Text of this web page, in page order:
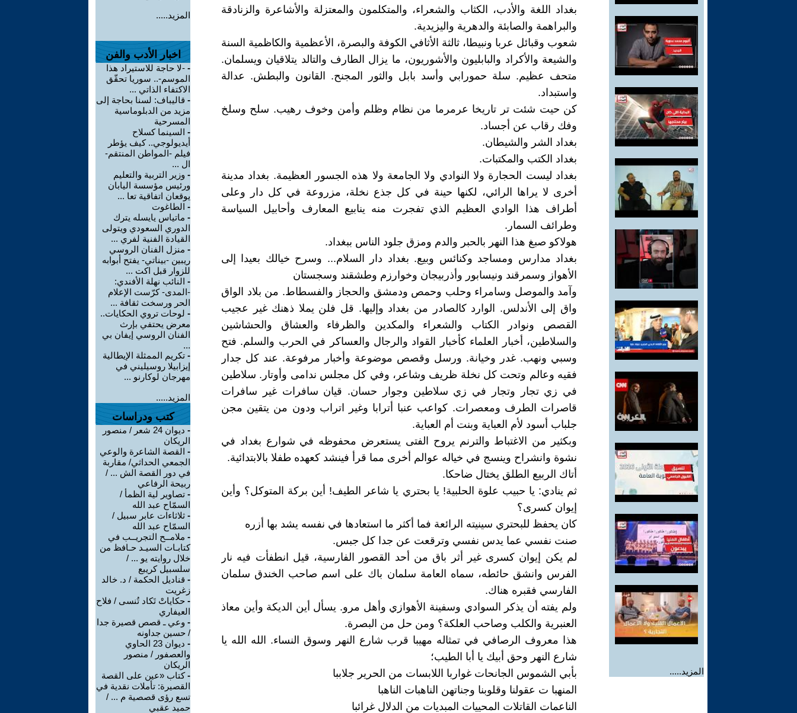
المزيد.....
بغداد اللغة والأدب، الكثاب والشعراء، والمتكلمون والمعتزلة والأشاعرة والزنادقة
والبراهمة والصابئة والدهرية واليزيدية.
شعوب وقبائل عربا ونبيطا، ثالثة الأثافي الكوفة والبصرة، الأعظمية والكاظمية السنة
والشيعة والأكراد والبابليون والأشوريون، ما يزال الطارف والتالد يتلاقيان ويسلمان.
متحف عظيم. سلة حمورابي وأسد بابل والثور المجنح. القانون والبطش. عدالة
واستبداد.
كن حيت شئت تر تاريخا عرمرما من نظام وظلم وأمن وخوف رهيب. سلح وسلخ
وفك رقاب عن أجساد.
بغداد الشر والشيطان.
بغداد الكتب والمكتبات.
بغداد ليست الحجارة ولا النوادي ولا الجامعة ولا هذه الجسور العظيمة. بغداد مدينة
أخرى لا يراها الرائي، لكنها حينة في كل جذع نخلة، مزروعة في كل دار وعلى
أطراف هذا الوادي العظيم الذي تفجرت منه ينابيع المعارف وأحابيل السياسة
وطرائف السمار.
هولاكو صبغ هذا النهر بالحبر والدم ومزق جلود الناس ببغداد.
بغداد مدارس ومساجد وكنائس وبيع. بغداد دار السلام... وسرح خيالك بعيدا إلى
الأهواز وسمرقند ونيسابور وأذربيجان وخوارزم وطشقند وسجستان
وآمد والموصل وسامراء وحلب وحمص ودمشق والحجاز والفسطاط. من بلاد الواق
واق إلى الأندلس. الوارد كالصادر من بغداد وإليها. قل فلن يملا ذهنك غير عجيب
القصص ونوادر الكتاب والشعراء والمكدين والظرفاء والعشاق والحشاشين
والسلاطين، أخبار العلماء كأخبار القواد والرجال والعساكر في الحرب والسلم. فتح
وسبي ونهب. غدر وخيانة. ورسل وقصص موضوعة وأخبار مرفوعة. عند كل جدار
فقيه وعالم وتحت كل نخلة ظريف وشاعر، وفي كل مجلس ندامى وأوتار. سلاطين
في زي تجار وتجار في زي سلاطين وجوار حسان. قيان سافرات غير سافرات
قاصرات الطرف ومعصرات. كواعب عنبا أترابا وغير اتراب ودون من يتقين مجن
جلباب أسود لأم العباية وبنت أم العباية.
وبكثير من الاغتباط والترنم يروح الفتى يستعرض محفوظه في شوارع بغداد في
نشوة وانشراح وينسج في خياله عوالم أخرى مما قرأ فينشد كعهده طفلا بالابتدائية.
أتاك الربيع الطلق يختال ضاحكا.
ثم ينادي: يا حبيب علوة الحلبية! يا بحتري يا شاعر الطيف! أين بركة المتوكل؟ وأين
إيوان كسرى؟
كان يحفظ للبحتري سينيته الرائعة فما أكثر ما استعادها في نفسه يشد بها أزره
صنت نفسي عما يدس نفسي وترقعت عن جدا كل جبس.
لم يكن إيوان كسرى غير أثر باق من أحد القصور الفارسية، قيل انطفأت فيه نار
الفرس وانشق حائطه، سماه العامة سلمان باك على اسم صاحب الخندق سلمان
الفارسي فقبره هناك.
ولم يفته أن يذكر السوادي وسفينة الأهوازي وأهل مرو. يسأل أين الديكة وأين معاذ
العنبرية والكلب وصاحب العلكة؟ ومن حل من البصرة.
هذا معروف الرصافي في تمثاله مهيبا قرب شارع النهر وسوق النساء. الله الله يا
شارع النهر وحق أبيك يا أبا الطيب؛
بأبي الشموس الجانحات غواربا اللابسات من الحرير جلاببا
المنهبا ت عقولنا وقلوبنا وجناتهن الناهبات الناهبا
الناعمات القاتلات المحييات المبديات من الدلال غرائبا
المزيد.....
اخبار الأدب والفن
- -لا حاجة للاستيراد هذا
الموسم-.. سوريا تحقّق
الاكتفاء الذاتي ...
- قاليباف: لسنا بحاجة إلى
مزيد من الدبلوماسية
المسرحية
- السينما كسلاح
أيديولوجي.. كيف يؤطر
فيلم -المواطن المنتقم-
ال ...
- وزير التربية والتعليم
ورئيس مؤسسة اليابان
يوقعان اتفاقية تعا ...
- الطاغوت
- ماتياس يايسله يترك
الدوري السعودي ويتولى
القيادة الفنية لفري ...
- منزل الفنان الروسي
ريبين -بيناتي- يفتح أبوابه
للزوار قبل اكت ...
- النائب نهلة الأفندي:
-المدى- كرّست الإعلام
الحر ورسخت ثقافة ...
- لوحات تروي الحكايات..
معرض يحتفي بإرث
الفنان الروسي إيفان بي
...
- تكريم الممثلة الإيطالية
إيزابيلا روسيليني في
مهرجان لوكارنو ...
المزيد.....
كتب ودراسات
-
ديوان 24 شعر / منصور
الريكان
- القصة الشاعرة والوعي
الجمعي الحداثي/ مقاربة
في دور القصة الش ... /
ربيحة الرفاعي
- تصاوير لية الظمأ /
السمّاح عبد الله
- ثلاثاءات عابر سبيل /
السمّاح عبد الله
- ملامــح التجريــب في
كتابـات السيـد حـافظ من
خلال روايته يو ... /
سلسبيل كريبع
- قناديل الحكمة / د. خالد
زغريت
- حكاياتْ تَكاد تُنسى / فلاح
العيفاري
- وعي ـ قصص قصيرة جدا
/ حسين جداونه
-
ديوان 23 الحاوي
والعصفور / منصور
الريكان
-كتاب «عين على القصة
القصيرة: تأملات نقدية في
تسع رؤى قصصية م ... /
حميد عقبي